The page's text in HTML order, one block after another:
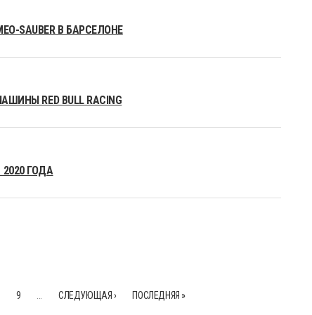
SAUBER В БАРСЕЛОНЕ
RED BULL RACING
ГОДА
9 СЛЕДУЮЩАЯ › ПОСЛЕДНЯЯ »